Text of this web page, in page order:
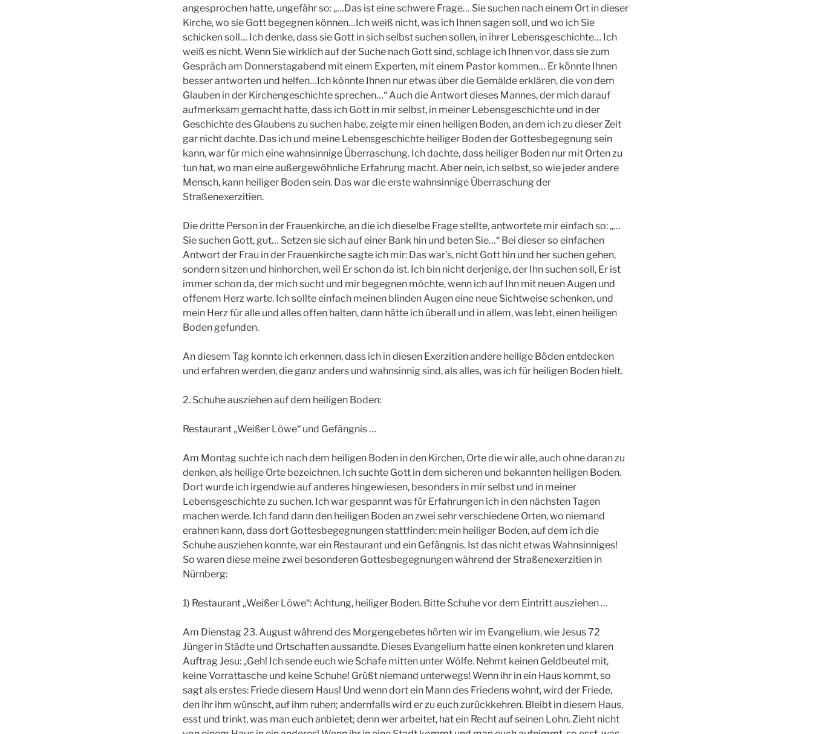
angesprochen hatte, ungefähr so: „…Das ist eine schwere Frage… Sie suchen nach einem Ort in dieser
Kirche, wo sie Gott begegnen können…Ich weiß nicht, was ich Ihnen sagen soll, und wo ich Sie
schicken soll… Ich denke, dass sie Gott in sich selbst suchen sollen, in ihrer Lebensgeschichte… Ich
weiß es nicht. Wenn Sie wirklich auf der Suche nach Gott sind, schlage ich Ihnen vor, dass sie zum
Gespräch am Donnerstagabend mit einem Experten, mit einem Pastor kommen… Er könnte Ihnen
besser antworten und helfen…Ich könnte Ihnen nur etwas über die Gemälde erklären, die von dem
Glauben in der Kirchengeschichte sprechen…“ Auch die Antwort dieses Mannes, der mich darauf
aufmerksam gemacht hatte, dass ich Gott in mir selbst, in meiner Lebensgeschichte und in der
Geschichte des Glaubens zu suchen habe, zeigte mir einen heiligen Boden, an dem ich zu dieser Zeit
gar nicht dachte. Das ich und meine Lebensgeschichte heiliger Boden der Gottesbegegnung sein
kann, war für mich eine wahnsinnige Überraschung. Ich dachte, dass heiliger Boden nur mit Orten zu
tun hat, wo man eine außergewöhnliche Erfahrung macht. Aber nein, ich selbst, so wie jeder andere
Mensch, kann heiliger Boden sein. Das war die erste wahnsinnige Überraschung der
Straßenexerzitien.
Die dritte Person in der Frauenkirche, an die ich dieselbe Frage stellte, antwortete mir einfach so: „…
Sie suchen Gott, gut… Setzen sie sich auf einer Bank hin und beten Sie…“ Bei dieser so einfachen
Antwort der Frau in der Frauenkirche sagte ich mir: Das war’s, nicht Gott hin und her suchen gehen,
sondern sitzen und hinhorchen, weil Er schon da ist. Ich bin nicht derjenige, der Ihn suchen soll, Er ist
immer schon da, der mich sucht und mir begegnen möchte, wenn ich auf Ihn mit neuen Augen und
offenem Herz warte. Ich sollte einfach meinen blinden Augen eine neue Sichtweise schenken, und
mein Herz für alle und alles offen halten, dann hätte ich überall und in allem, was lebt, einen heiligen
Boden gefunden.
An diesem Tag konnte ich erkennen, dass ich in diesen Exerzitien andere heilige Böden entdecken
und erfahren werden, die ganz anders und wahnsinnig sind, als alles, was ich für heiligen Boden hielt.
2. Schuhe ausziehen auf dem heiligen Boden:
Restaurant „Weißer Löwe“ und Gefängnis …
Am Montag suchte ich nach dem heiligen Boden in den Kirchen, Orte die wir alle, auch ohne daran zu
denken, als heilige Orte bezeichnen. Ich suchte Gott in dem sicheren und bekannten heiligen Boden.
Dort wurde ich irgendwie auf anderes hingewiesen, besonders in mir selbst und in meiner
Lebensgeschichte zu suchen. Ich war gespannt was für Erfahrungen ich in den nächsten Tagen
machen werde. Ich fand dann den heiligen Boden an zwei sehr verschiedene Orten, wo niemand
erahnen kann, dass dort Gottesbegegnungen stattfinden: mein heiliger Boden, auf dem ich die
Schuhe ausziehen konnte, war ein Restaurant und ein Gefängnis. Ist das nicht etwas Wahnsinniges!
So waren diese meine zwei besonderen Gottesbegegnungen während der Straßenexerzitien in
Nürnberg:
1) Restaurant „Weißer Löwe“: Achtung, heiliger Boden. Bitte Schuhe vor dem Eintritt ausziehen …
Am Dienstag 23. August während des Morgengebetes hörten wir im Evangelium, wie Jesus 72
Jünger in Städte und Ortschaften aussandte. Dieses Evangelium hatte einen konkreten und klaren
Auftrag Jesu: „Geh! Ich sende euch wie Schafe mitten unter Wölfe. Nehmt keinen Geldbeutel mit,
keine Vorrattasche und keine Schuhe! Grüßt niemand unterwegs! Wenn ihr in ein Haus kommt, so
sagt als erstes: Friede diesem Haus! Und wenn dort ein Mann des Friedens wohnt, wird der Friede,
den ihr ihm wünscht, auf ihm ruhen; andernfalls wird er zu euch zurückkehren. Bleibt in diesem Haus,
esst und trinkt, was man euch anbietet; denn wer arbeitet, hat ein Recht auf seinen Lohn. Zieht nicht